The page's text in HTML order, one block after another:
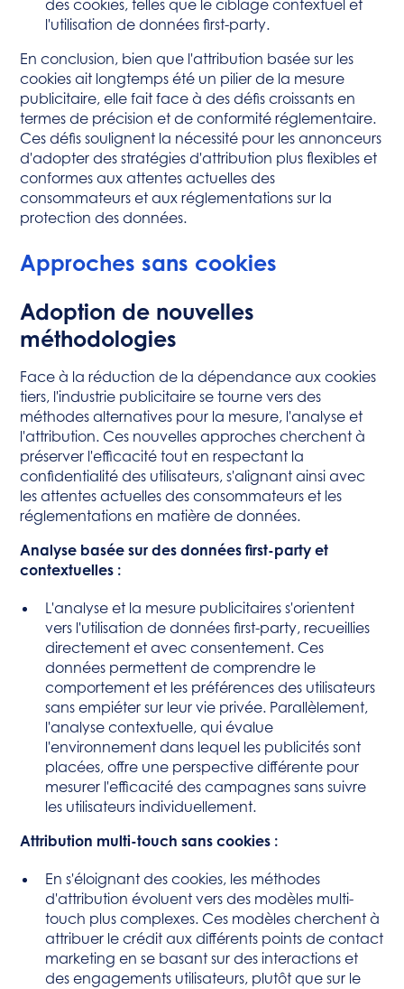
des cookies, telles que le ciblage contextuel et
l'utilisation de données first-party.
En conclusion, bien que l'attribution basée sur les
cookies ait longtemps été un pilier de la mesure
publicitaire, elle fait face à des défis croissants en
termes de précision et de conformité réglementaire.
Ces défis soulignent la nécessité pour les annonceurs
d'adopter des stratégies d'attribution plus flexibles et
conformes aux attentes actuelles des
consommateurs et aux réglementations sur la
protection des données.
Approches sans cookies
Adoption de nouvelles
méthodologies
Face à la réduction de la dépendance aux cookies
tiers, l'industrie publicitaire se tourne vers des
méthodes alternatives pour la mesure, l'analyse et
l'attribution. Ces nouvelles approches cherchent à
préserver l'efficacité tout en respectant la
confidentialité des utilisateurs, s'alignant ainsi avec
les attentes actuelles des consommateurs et les
réglementations en matière de données.
Analyse basée sur des données first-party et
contextuelles :
L'analyse et la mesure publicitaires s'orientent
vers l'utilisation de données first-party, recueillies
directement et avec consentement. Ces
données permettent de comprendre le
comportement et les préférences des utilisateurs
sans empiéter sur leur vie privée. Parallèlement,
l'analyse contextuelle, qui évalue
l'environnement dans lequel les publicités sont
placées, offre une perspective différente pour
mesurer l'efficacité des campagnes sans suivre
les utilisateurs individuellement.
Attribution multi-touch sans cookies :
En s'éloignant des cookies, les méthodes
d'attribution évoluent vers des modèles multi-
touch plus complexes. Ces modèles cherchent à
attribuer le crédit aux différents points de contact
marketing en se basant sur des interactions et
des engagements utilisateurs, plutôt que sur le